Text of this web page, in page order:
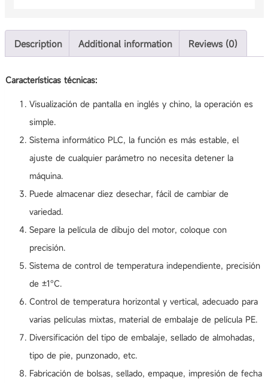
through
$19,500.00
Description Additional information Reviews (0)
Características técnicas:
Visualización de pantalla en inglés y chino, la operación es
simple.
Sistema informático PLC, la función es más estable, el
ajuste de cualquier parámetro no necesita detener la
máquina.
Puede almacenar diez desechar, fácil de cambiar de
variedad.
Separe la película de dibujo del motor, coloque con
precisión.
Sistema de control de temperatura independiente, precisión
de ±1°C.
Control de temperatura horizontal y vertical, adecuado para
varias películas mixtas, material de embalaje de película PE.
Diversificación del tipo de embalaje, sellado de almohadas,
tipo de pie, punzonado, etc.
Fabricación de bolsas, sellado, empaque, impresión de fecha